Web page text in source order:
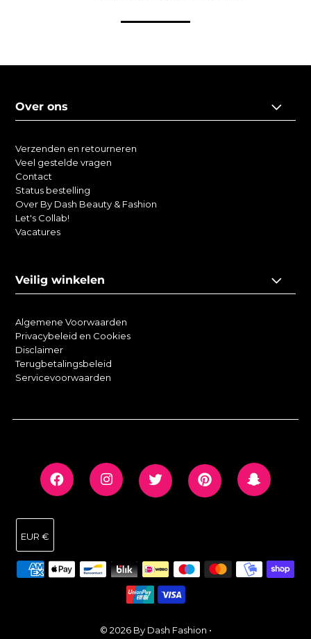
Over ons
Verzenden en retourneren
Veel gestelde vragen
Contact
Status bestelling
Over By Dash Beauty & Fashion
Let's Collab!
Vacatures
Veilig winkelen
Algemene Voorwaarden
Privacybeleid en Cookies
Disclaimer
Terugbetalingsbeleid
Servicevoorwaarden
EUR €
© 2026 By Dash Fashion •